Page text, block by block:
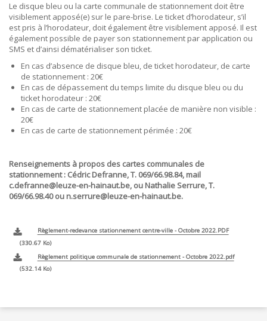
Le disque bleu ou la carte communale de stationnement doit être
visiblement apposé(e) sur le pare-brise. Le ticket d’horodateur, s’il
est pris à l’horodateur, doit également être visiblement apposé. Il est
également possible de payer son stationnement par application ou
SMS et d’ainsi dématérialiser son ticket.
En cas d’absence de disque bleu, de ticket horodateur, de carte
de stationnement : 20€
En cas de dépassement du temps limite du disque bleu ou du
ticket horodateur : 20€
En cas de carte de stationnement placée de manière non visible :
20€
En cas de carte de stationnement périmée : 20€
Renseignements à propos des cartes communales de
stationnement : Cédric Defranne, T. 069/66.98.84, mail
c.defranne@leuze-en-hainaut.be, ou Nathalie Serrure, T.
069/66.98.40 ou n.serrure@leuze-en-hainaut.be.
Règlement-redevance stationnement centre-ville - Octobre 2022.PDF
330.67 Ko
Règlement politique communale de stationnement - Octobre 2022.pdf
532.14 Ko